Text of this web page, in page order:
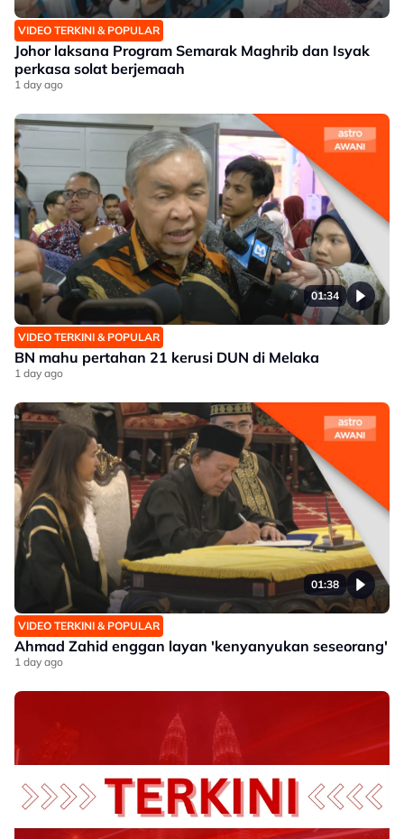
VIDEO TERKINI & POPULAR
Johor laksana Program Semarak Maghrib dan Isyak
perkasa solat berjemaah
1 day ago
01:34
VIDEO TERKINI & POPULAR
BN mahu pertahan 21 kerusi DUN di Melaka
1 day ago
01:38
VIDEO TERKINI & POPULAR
Ahmad Zahid enggan layan 'kenyanyukan seseorang'
1 day ago